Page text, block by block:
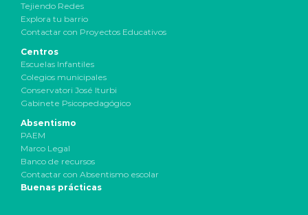
Tejiendo Redes
Explora tu barrio
Contactar con Proyectos Educativos
Centros
Escuelas Infantiles
Colegios municipales
Conservatori José Iturbi
Gabinete Psicopedagógico
Absentismo
PAEM
Marco Legal
Banco de recursos
Contactar con Absentismo escolar
Buenas prácticas